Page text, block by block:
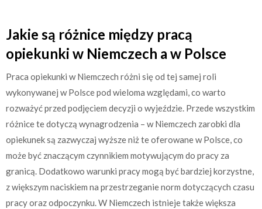
Jakie są różnice między pracą
opiekunki w Niemczech a w Polsce
Praca opiekunki w Niemczech różni się od tej samej roli
wykonywanej w Polsce pod wieloma względami, co warto
rozważyć przed podjęciem decyzji o wyjeździe. Przede wszystkim
różnice te dotyczą wynagrodzenia – w Niemczech zarobki dla
opiekunek są zazwyczaj wyższe niż te oferowane w Polsce, co
może być znaczącym czynnikiem motywującym do pracy za
granicą. Dodatkowo warunki pracy mogą być bardziej korzystne,
z większym naciskiem na przestrzeganie norm dotyczących czasu
pracy oraz odpoczynku. W Niemczech istnieje także większa